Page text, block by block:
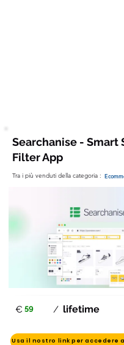
Searchanise - Smart
Filter App
Tra i più venduti della categoria :
€ 59 / lifetime